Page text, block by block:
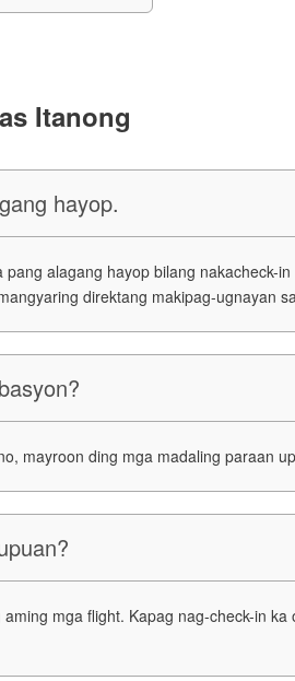
Itanong
hayop.
alagang hayop bilang nakacheck-
direktang makipag-ugnayan
mayroon ding mga madaling paraan
mga flight. Kapag nag-check-in